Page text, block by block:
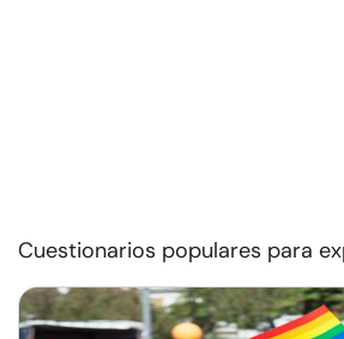
Cuestionarios populares para